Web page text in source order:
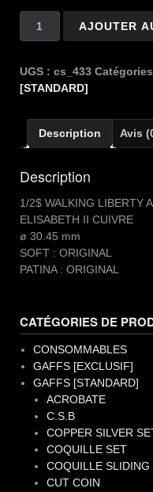
Silver
1/2
WALKING
LIBERTY
AJOUTER
UGS : cs_433
[STANDARD]
Description Avis
Description
1/2$ WALKING LIBERTY
ELISABETH II CUIVRE
ø 30.45 mm
SOFT : ORIGINAL
PATINA : ORIGINAL
CATÉGORIES DE
CONSOMMABLES
GAFFS [EXCLUSIF]
GAFFS [STANDARD]
ACROBATE
C.S.B
COPPER SILVER
COQUILLE SET
COQUILLE SLIDING
CUT COIN